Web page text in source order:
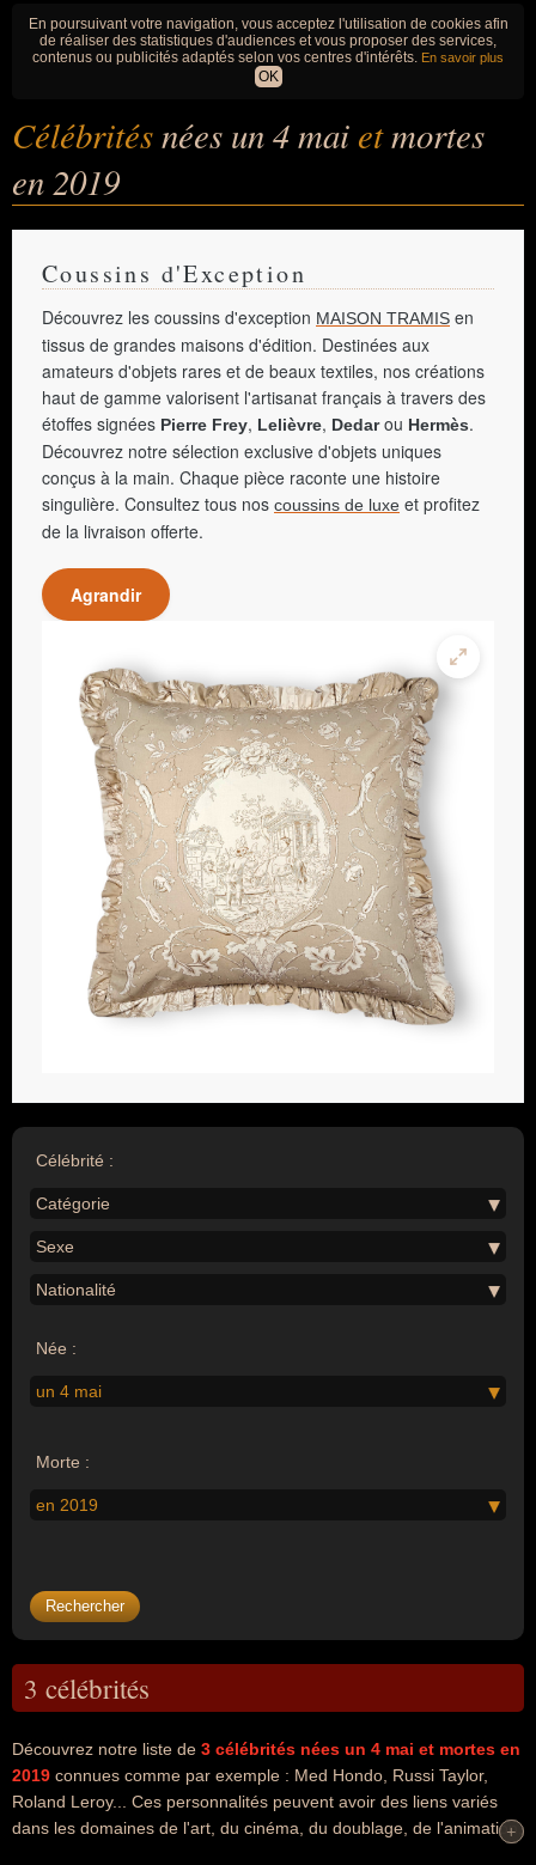
En poursuivant votre navigation, vous acceptez l'utilisation de cookies afin
de réaliser des statistiques d'audiences et vous proposer des services,
contenus ou publicités adaptés selon vos centres d'intérêts. En savoir plus
OK
Célébritésnées un 4 mai etmortes
en 2019
Coussins d'Exception
Découvrez les coussins d'exception MAISON TRAMIS en
tissus de grandes maisons d'édition. Destinées aux
amateurs d'objets rares et de beaux textiles, nos créations
haut de gamme valorisent l'artisanat français à travers des
étoffes signées Pierre Frey, Lelièvre, Dedarou Hermès.
Découvrez notre sélection exclusive d'objets uniques
conçus à la main. Chaque pièce raconte une histoire
singulière. Consultez tous nos coussins de luxe et profitez
de la livraison offerte.
Agrandir
Célébrité :
Catégorie
Sexe
Nationalité
Née :
un 4 mai
Morte :
en 2019
3 célébrités
Découvrez notre liste de 3 célébrités nées un 4 mai et mortes en
2019 connues comme par exemple : Med Hondo, Russi Taylor,
Roland Leroy... Ces personnalités peuvent avoir des liens variés
dans les domaines de l'art, du cinéma, du doublage, de l'animation,
+
+